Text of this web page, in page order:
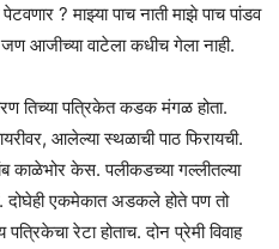
? माझ्या पाच नाती माझे पाच पांडव
आजीच्या वाटेला कधीच गेला नाही.
तिच्या पत्रिकेत कडक मंगळ होता.
आलेल्या स्थळाची पाठ फिरायची.
काळेभोर केस. पलीकडच्या गल्लीतल्या
दोघेही एकमेकात अडकले होते पण तो
रेटा होताच. दोन प्रेमी विवाह